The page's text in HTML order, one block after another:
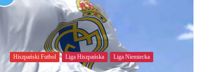
Hiszpański Futbol Liga Hiszpańska Liga Niemiecka